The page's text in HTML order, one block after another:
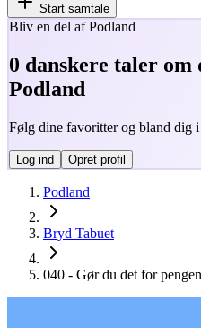
Start samtale
Bliv en del af Podland
0 danskere taler om
Podland
Følg dine favoritter og bland dig
Log ind Opret profil
Podland
Bryd Tabuet
040 - Gør du det for